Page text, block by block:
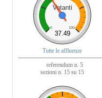
Votanti
0 100
37.49
Tutte le affluenze
referendum n. 5
sezioni n. 15 su 15